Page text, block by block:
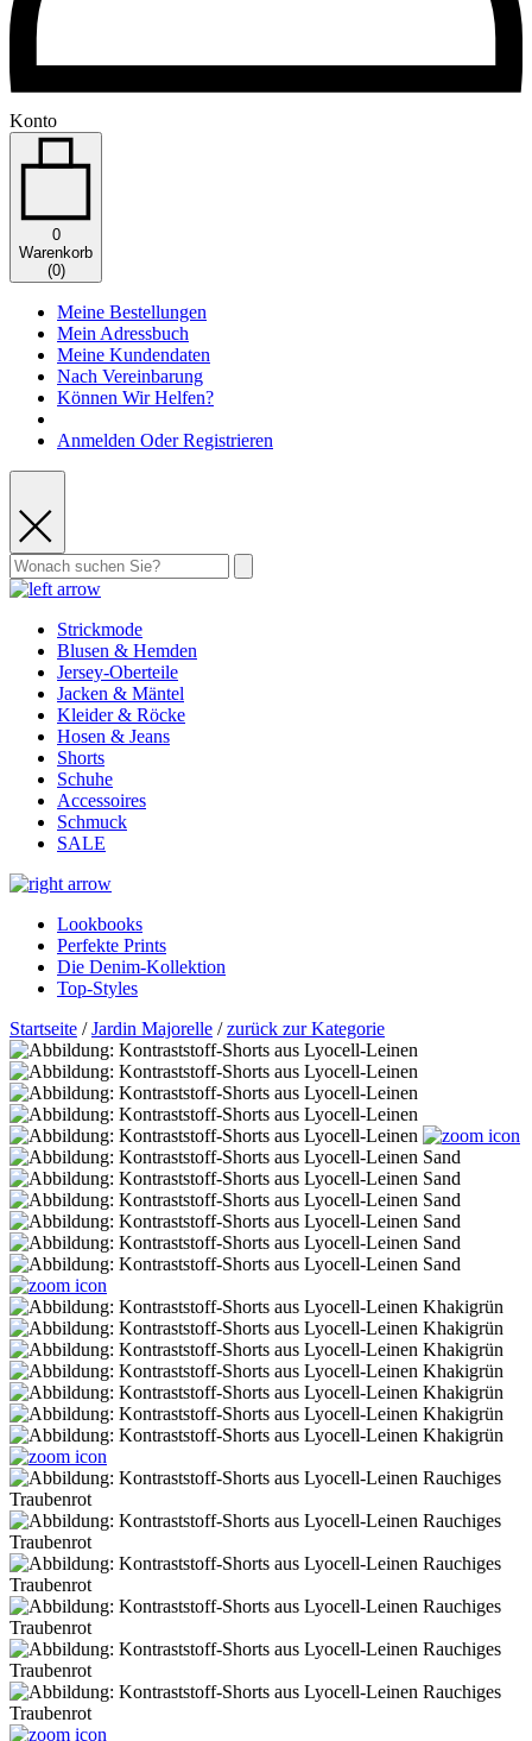
Konto
0
Warenkorb
(0)
Meine Bestellungen
Mein Adressbuch
Meine Kundendaten
Nach Vereinbarung
Können Wir Helfen?
Anmelden Oder Registrieren
Strickmode
Blusen & Hemden
Jersey-Oberteile
Jacken & Mäntel
Kleider & Röcke
Hosen & Jeans
Shorts
Schuhe
Accessoires
Schmuck
SALE
Lookbooks
Perfekte Prints
Die Denim-Kollektion
Top-Styles
Startseite /Jardin Majorelle /zurück zur Kategorie